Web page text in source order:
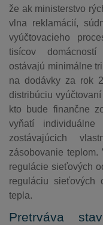
že ak ministerstvo
vlna reklamácií,
vyúčtovacieho
tisícov
ostávajú minimálne
na dodávky za rok
distribúciu
kto bude finančne
vyňatí
zostávajúcich
zásobovanie
regulácie sieťových
reguláciu sieťových
tepla.
Pretrváva